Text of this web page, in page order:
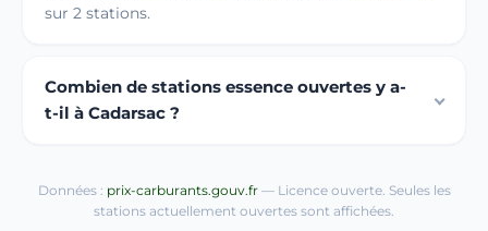
sur 2 stations.
Combien de stations essence ouvertes y a-
t-il à Cadarsac ?
Données : prix-carburants.gouv.fr— Licence ouverte. Seules les
stations actuellement ouvertes sont affichées.